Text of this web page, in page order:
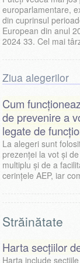
europarlamentare,
din cuprinsul
European din anul
2024 33. Cel mai
Ziua alegerilor
Cum
de prevenire a
legate de
La alegeri sunt
prezenței la vot și
multiplu și de a
cerințele AEP, iar
Străinătate
Harta secțiilor
Harta include